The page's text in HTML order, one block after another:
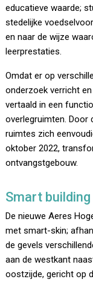
educatieve waarde;
stedelijke
en naar de wijze
leerprestaties.
Omdat er op
onderzoek verricht
vertaald in een
overlegruimten. Door
ruimtes zich
oktober 2022,
ontvangstgebouw.
Smart building
De nieuwe Aeres
met smart-skin;
de gevels
aan de westkant
oostzijde, gericht op